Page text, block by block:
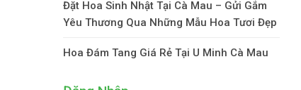
Đặt Hoa Sinh Nhật Tại Cà Mau – Gửi Gắm
Yêu Thương Qua Những Mẫu Hoa Tươi Đẹp
Hoa Đám Tang Giá Rẻ Tại U Minh Cà Mau